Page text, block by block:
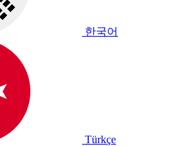
한국어
Türkçe